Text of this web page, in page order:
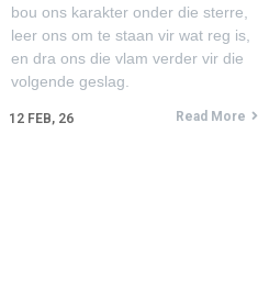
12 FEB, 26
bou ons karakter onder die sterre,
leer ons om te staan vir wat reg is,
en dra ons die vlam verder vir die
volgende geslag.
Read More